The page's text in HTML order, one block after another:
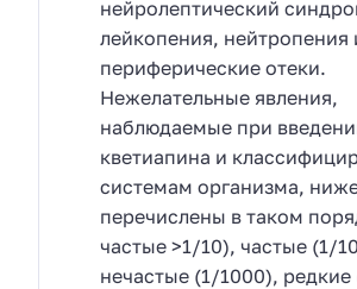
нейролептический
лейкопения, нейтропения
периферические отеки.
Нежелательные явления,
наблюдаемые при
кветиапина и
системам организма,
перечислены в таком
частые >1/10), частые (1/
нечастые (1/1000), редкие